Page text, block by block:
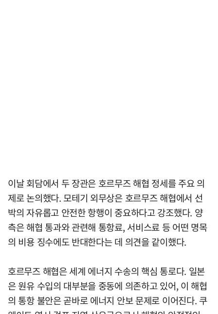
이날 회담에서 두 장관은 호르무즈 해협 정세를 주요 의
제로 논의했다. 모테기 외무상은 호르무즈 해협에서 선
박의 자유롭고 안전한 항행이 중요하다고 강조했다. 양
측은 해협 통과와 관련해 통항료, 서비스료 등 어떤 명목
의 비용 징수에도 반대한다는 데 의견을 같이했다.
호르무즈 해협은 세계 에너지 수송의 핵심 통로다. 일본
은 원유 수입의 대부분을 중동에 의존하고 있어, 이 해협
의 통항 불안은 곧바로 에너지 안보 문제로 이어진다. 쿠